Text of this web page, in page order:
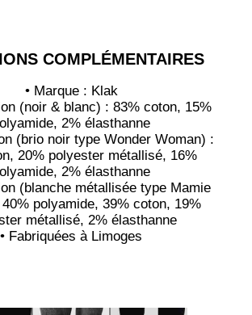
COMPLÉMENTAIRES
• Marque : Klak
(noir & blanc) : 83% coton, 15%
2% élasthanne
(brio noir type Wonder Woman) :
20% polyester métallisé, 16%
2% élasthanne
(blanche métallisée type Mamie
polyamide, 39% coton, 19%
métallisé, 2% élasthanne
• Fabriquées à Limoges